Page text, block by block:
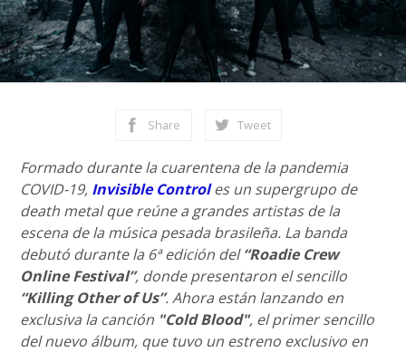
Share Tweet
Formado durante la cuarentena de la pandemia
COVID-19, Invisible Controles un supergrupo de
death metal que reúne a grandes artistas de la
escena de la música pesada brasileña. La banda
debutó durante la 6ª edición del“Roadie Crew
Online Festival”, donde presentaron el sencillo
“Killing Other of Us”. Ahora están lanzando en
exclusiva la canción "Cold Blood", el primer sencillo
del nuevo álbum, que tuvo un estreno exclusivo en